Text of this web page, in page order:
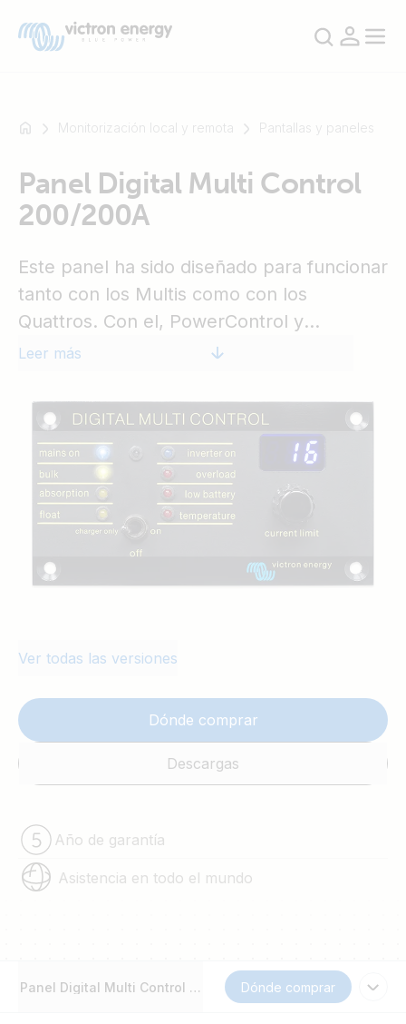
ejemplo,
Multiplus-
Orion
XS
SmartShunt
Monitorización local y remota Pantallas y paneles
Panel Digital Multi Control
200/200A
Este panel ha sido diseñado para funcionar
tanto con los Multis como con los
Quattros. Con el, PowerControl y
PowerAssist pueden ajustar el límite de
corriente de un generador y el del
pantalán, por ejemplo. Playa de ajuste:
hasta 200 amperios. La luminosidad de los
LED se reduce automáticamente durante
la noche.
Leer más
Ver todas las versiones
Dónde comprar
Descargas
Año de garantía
Asistencia en todo el mundo
Panel Digital Multi Control 200/200ADónde comprar